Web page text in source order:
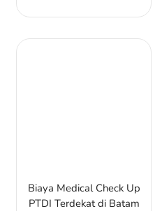
Biaya Medical Check Up
PTDI Terdekat di Batam